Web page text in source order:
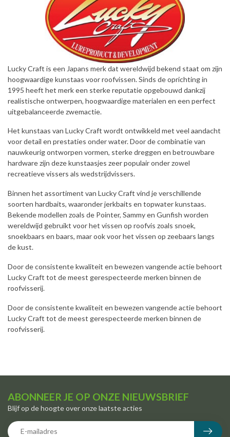
Lucky Craft is een Japans merk dat wereldwijd bekend staat om zijn
hoogwaardige kunstaas voor roofvissen. Sinds de oprichting in
1995 heeft het merk een sterke reputatie opgebouwd dankzij
realistische ontwerpen, hoogwaardige materialen en een perfect
uitgebalanceerde zwemactie.
Het kunstaas van Lucky Craft wordt ontwikkeld met veel aandacht
voor detail en prestaties onder water. Door de combinatie van
nauwkeurig ontworpen vormen, sterke dreggen en betrouwbare
hardware zijn deze kunstaasjes zeer populair onder zowel
recreatieve vissers als wedstrijdvissers.
Binnen het assortiment van Lucky Craft vind je verschillende
soorten hardbaits, waaronder jerkbaits en topwater kunstaas.
Bekende modellen zoals de Pointer, Sammy en Gunfish worden
wereldwijd gebruikt voor het vissen op roofvis zoals snoek,
snoekbaars en baars, maar ook voor het vissen op zeebaars langs
de kust.
Door de consistente kwaliteit en bewezen vangende actie behoort
Lucky Craft tot de meest gerespecteerde merken binnen de
roofvisserij.
Door de consistente kwaliteit en bewezen vangende actie behoort
Lucky Craft tot de meest gerespecteerde merken binnen de
roofvisserij.
ABONNEER JE OP ONZE NIEUWSBRIEF
Blijf op de hoogte over onze laatste acties